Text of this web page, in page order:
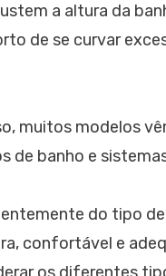
a altura da
de se curvar
muitos modelos
de banho e
do tipo
confortável e